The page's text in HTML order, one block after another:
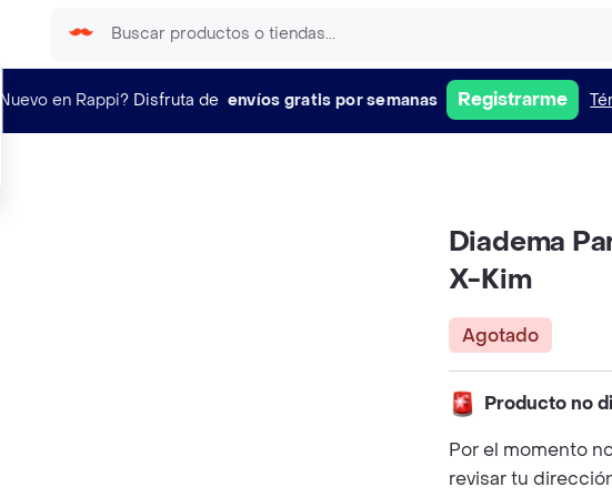
¿Nuevo en Rappi? Disfruta de envíos gratis por semanas Registrarme
Diadema
X-Kim
Agotado
Producto no
Por el momento
revisar tu